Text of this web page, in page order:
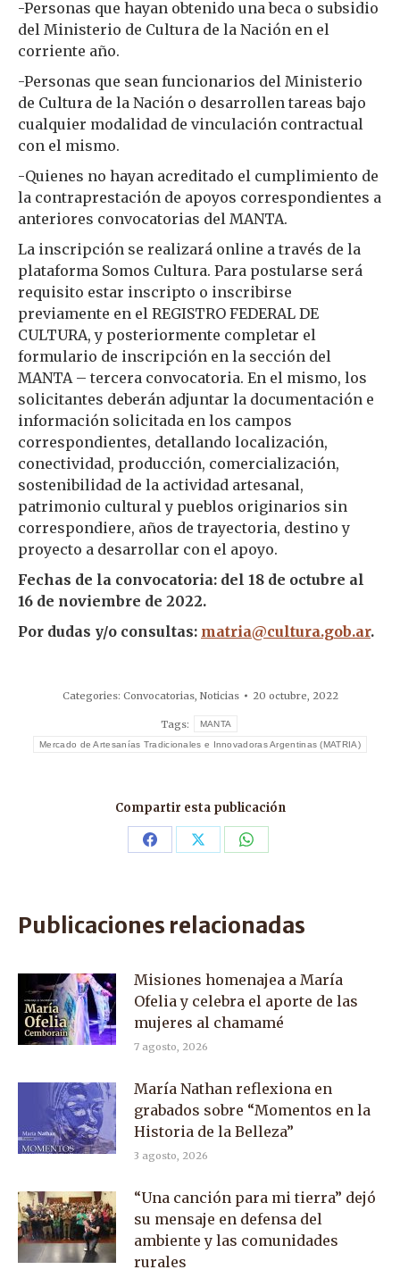
-Personas que hayan obtenido una beca o subsidio
del Ministerio de Cultura de la Nación en el
corriente año.
-Personas que sean funcionarios del Ministerio
de Cultura de la Nación o desarrollen tareas bajo
cualquier modalidad de vinculación contractual
con el mismo.
-Quienes no hayan acreditado el cumplimiento de
la contraprestación de apoyos correspondientes a
anteriores convocatorias del MANTA.
La inscripción se realizará online a través de la
plataforma Somos Cultura. Para postularse será
requisito estar inscripto o inscribirse
previamente en el REGISTRO FEDERAL DE
CULTURA, y posteriormente completar el
formulario de inscripción en la sección del
MANTA – tercera convocatoria. En el mismo, los
solicitantes deberán adjuntar la documentación e
información solicitada en los campos
correspondientes, detallando localización,
conectividad, producción, comercialización,
sostenibilidad de la actividad artesanal,
patrimonio cultural y pueblos originarios sin
correspondiere, años de trayectoria, destino y
proyecto a desarrollar con el apoyo.
Fechas de la convocatoria: del 18 de octubre al
16 de noviembre de 2022.
Por dudas y/o consultas: matria@cultura.gob.ar.
Categories: Convocatorias, Noticias 20 octubre, 2022
Tags: MANTA
Mercado de Artesanías Tradicionales e Innovadoras Argentinas (MATRIA)
Compartir esta publicación
Share Share Share
Publicaciones relacionadas
Misiones homenajea a María
Ofelia y celebra el aporte de las
mujeres al chamamé
7 agosto, 2026
María Nathan reflexiona en
grabados sobre “Momentos en la
Historia de la Belleza”
3 agosto, 2026
“Una canción para mi tierra” dejó
su mensaje en defensa del
ambiente y las comunidades
rurales